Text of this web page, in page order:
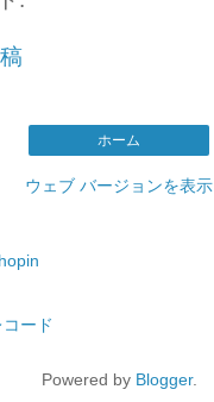
ホーム
ウェブ バージョンを表示
ード
Powered by Blogger.